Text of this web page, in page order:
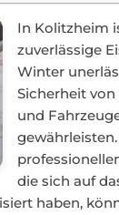
In Kolitzheim
zuverlässige
Winter
Sicherheit
und
die sich auf
haben,